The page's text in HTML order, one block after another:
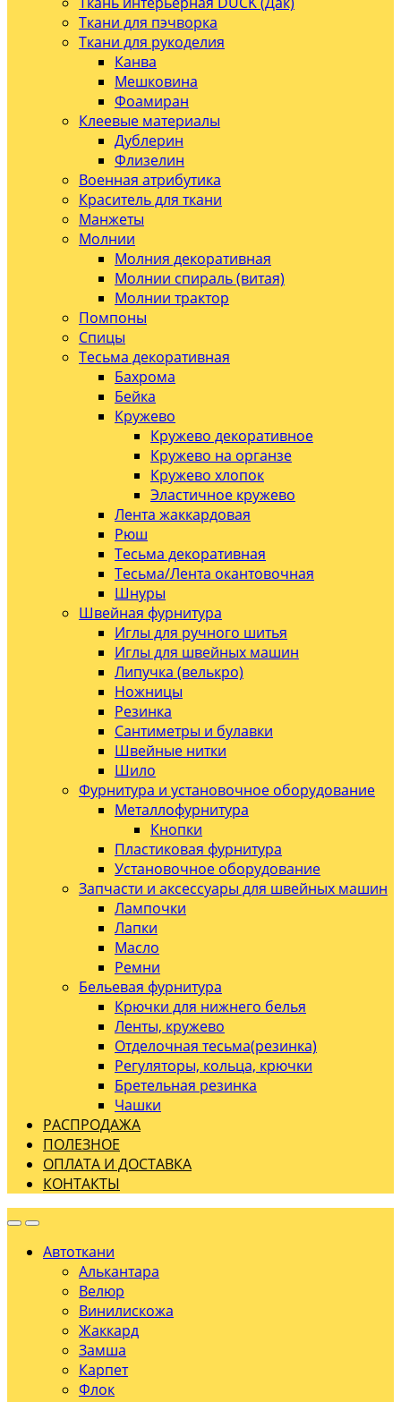
Ткани для пэчворка
Ткани для рукоделия
Канва
Мешковина
Фоамиран
Клеевые материалы
Дублерин
Флизелин
Военная атрибутика
Краситель для ткани
Манжеты
Молнии
Молния декоративная
Молнии спираль (витая)
Молнии трактор
Помпоны
Спицы
Тесьма декоративная
Бахрома
Бейка
Кружево
Кружево декоративное
Кружево на органзе
Кружево хлопок
Эластичное кружево
Лента жаккардовая
Рюш
Тесьма декоративная
Тесьма/Лента окантовочная
Шнуры
Швейная фурнитура
Иглы для ручного шитья
Иглы для швейных машин
Липучка (велькро)
Ножницы
Резинка
Сантиметры и булавки
Швейные нитки
Шило
Фурнитура и установочное оборудование
Металлофурнитура
Кнопки
Пластиковая фурнитура
Установочное оборудование
Запчасти и аксессуары для швейных машин
Лампочки
Лапки
Масло
Ремни
Бельевая фурнитура
Крючки для нижнего белья
Ленты, кружево
Отделочная тесьма(резинка)
Регуляторы, кольца, крючки
Бретельная резинка
Чашки
РАСПРОДАЖА
ПОЛЕЗНОЕ
ОПЛАТА И ДОСТАВКА
КОНТАКТЫ
Автоткани
Алькантара
Велюр
Винилискожа
Жаккард
Замша
Карпет
Флок